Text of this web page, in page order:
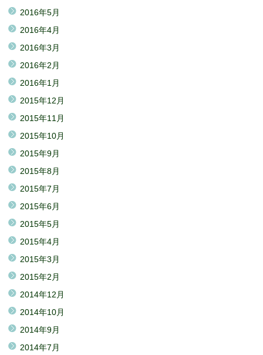
2016年5月
2016年4月
2016年3月
2016年2月
2016年1月
2015年12月
2015年11月
2015年10月
2015年9月
2015年8月
2015年7月
2015年6月
2015年5月
2015年4月
2015年3月
2015年2月
2014年12月
2014年10月
2014年9月
2014年7月